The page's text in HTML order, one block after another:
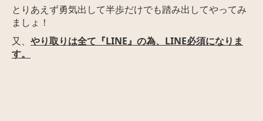
とりあえず勇気出して半歩だけでも踏み出してやってみ
ましょ！
又、 やり取りは全て『LINE』の為、LINE必須になりま
す。